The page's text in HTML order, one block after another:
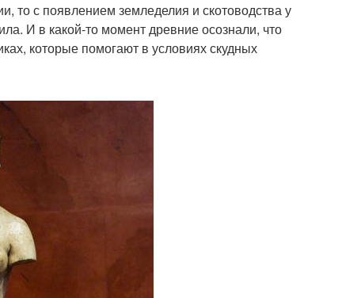
то с появлением земледелия и скотоводства у
И в какой-то момент древние осознали, что
которые помогают в условиях скудных